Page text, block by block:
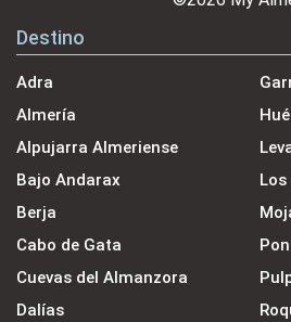
Destino
Adra
Almería
Alpujarra Almeriense
Bajo Andarax
Berja
Cabo de Gata
Cuevas del Almanzora
Dalías
Los